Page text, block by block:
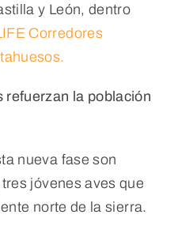
y León, dentro
Corredores
refuerzan la población
nueva fase son
jóvenes aves que
norte de la sierra.